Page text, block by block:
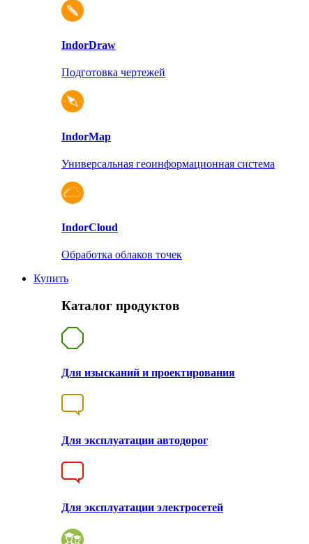
IndorDraw
Подготовка чертежей
IndorMap
Универсальная геоинформационная система
IndorCloud
Обработка облаков точек
Купить
Каталог продуктов
Для изысканий и проектирования
Для эксплуатации автодорог
Для эксплуатации электросетей